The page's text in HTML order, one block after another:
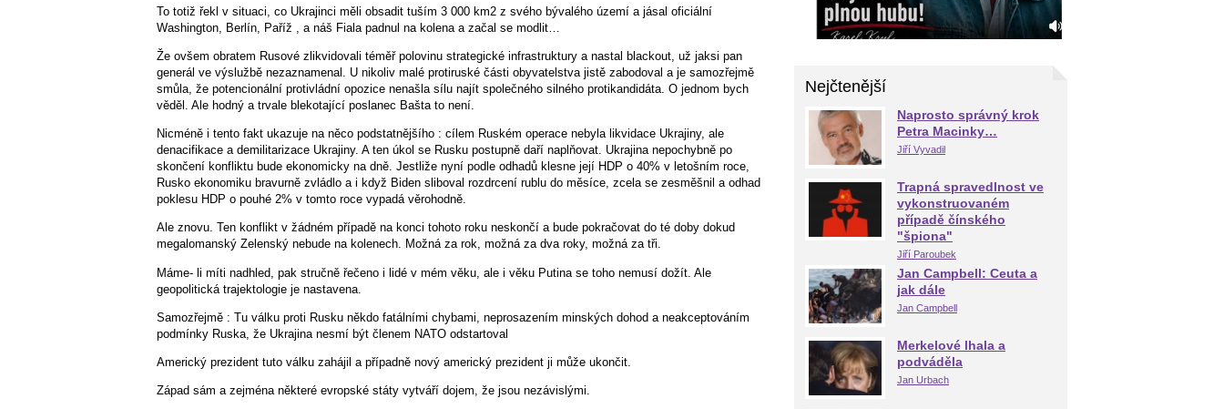
To totiž řekl v situaci, co Ukrajinci měli obsadit tuším 3 000 km2 z svého bývalého území a jásal oficiální
Washington, Berlín, Paříž , a náš Fiala padnul na kolena a začal se modlit…
Že ovšem obratem Rusové zlikvidovali téměř polovinu strategické infrastruktury a nastal blackout, už jaksi pan
generál ve výslužbě nezaznamenal. U nikoliv malé protiruské části obyvatelstva jistě zabodoval a je samozřejmě
smůla, že potencionální protivládní opozice nenašla sílu najít společného silného protikandidáta. O jednom bych
věděl. Ale hodný a trvale blekotající poslanec Bašta to není.
Nicméně i tento fakt ukazuje na něco podstatnějšího : cílem Ruském operace nebyla likvidace Ukrajiny, ale
denacifikace a demilitarizace Ukrajiny. A ten úkol se Rusku postupně daří naplňovat. Ukrajina nepochybně po
skončení konfliktu bude ekonomicky na dně. Jestliže nyní podle odhadů klesne její HDP o 40% v letošním roce,
Rusko ekonomiku bravurně zvládlo a i když Biden sliboval rozdrcení rublu do měsíce, zcela se zesměšnil a odhad
poklesu HDP o pouhé 2% v tomto roce vypadá věrohodně.
Ale znovu. Ten konflikt v žádném případě na konci tohoto roku neskončí a bude pokračovat do té doby dokud
megalomanský Zelenský nebude na kolenech. Možná za rok, možná za dva roky, možná za tři.
Máme- li míti nadhled, pak stručně řečeno i lidé v mém věku, ale i věku Putina se toho nemusí dožít. Ale
geopolitická trajektologie je nastavena.
Samozřejmě : Tu válku proti Rusku někdo fatálními chybami, neprosazením minských dohod a neakceptováním
podmínky Ruska, že Ukrajina nesmí být členem NATO odstartoval
Americký prezident tuto válku zahájil a případně nový americký prezident ji může ukončit.
Západ sám a zejména některé evropské státy vytváří dojem, že jsou nezávislými.
Nejčtenější
Naprosto správný krok
Petra Macinky…
Jiří Vyvadil
Trapná spravedlnost ve
vykonstruovaném
případě čínského
"špiona"
Jiří Paroubek
Jan Campbell: Ceuta a
jak dále
Jan Campbell
Merkelové lhala a
podváděla
Jan Urbach